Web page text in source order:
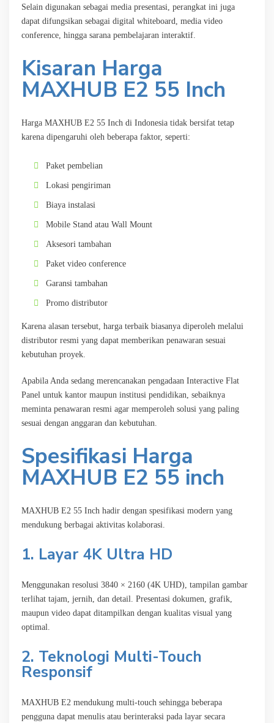
Selain digunakan sebagai media presentasi, perangkat ini juga
dapat difungsikan sebagai digital whiteboard, media video
conference, hingga sarana pembelajaran interaktif.
Kisaran Harga
MAXHUB E2 55 Inch
Harga MAXHUB E2 55 Inch di Indonesia tidak bersifat tetap
karena dipengaruhi oleh beberapa faktor, seperti:
Paket pembelian
Lokasi pengiriman
Biaya instalasi
Mobile Stand atau Wall Mount
Aksesori tambahan
Paket video conference
Garansi tambahan
Promo distributor
Karena alasan tersebut, harga terbaik biasanya diperoleh melalui
distributor resmi yang dapat memberikan penawaran sesuai
kebutuhan proyek.
Apabila Anda sedang merencanakan pengadaan Interactive Flat
Panel untuk kantor maupun institusi pendidikan, sebaiknya
meminta penawaran resmi agar memperoleh solusi yang paling
sesuai dengan anggaran dan kebutuhan.
Spesifikasi Harga
MAXHUB E2 55 inch
MAXHUB E2 55 Inch hadir dengan spesifikasi modern yang
mendukung berbagai aktivitas kolaborasi.
1. Layar 4K Ultra HD
Menggunakan resolusi 3840 × 2160 (4K UHD), tampilan gambar
terlihat tajam, jernih, dan detail. Presentasi dokumen, grafik,
maupun video dapat ditampilkan dengan kualitas visual yang
optimal.
2. Teknologi Multi-Touch
Responsif
MAXHUB E2 mendukung multi-touch sehingga beberapa
pengguna dapat menulis atau berinteraksi pada layar secara